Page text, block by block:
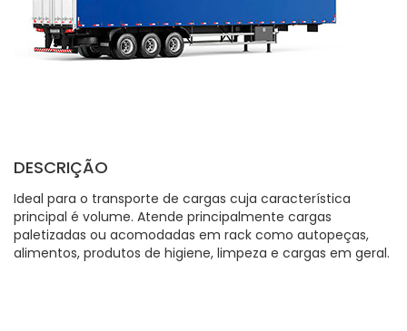
DESCRIÇÃO
Ideal para o transporte de cargas cuja característica
principal é volume. Atende principalmente cargas
paletizadas ou acomodadas em rack como autopeças,
alimentos, produtos de higiene, limpeza e cargas em geral.